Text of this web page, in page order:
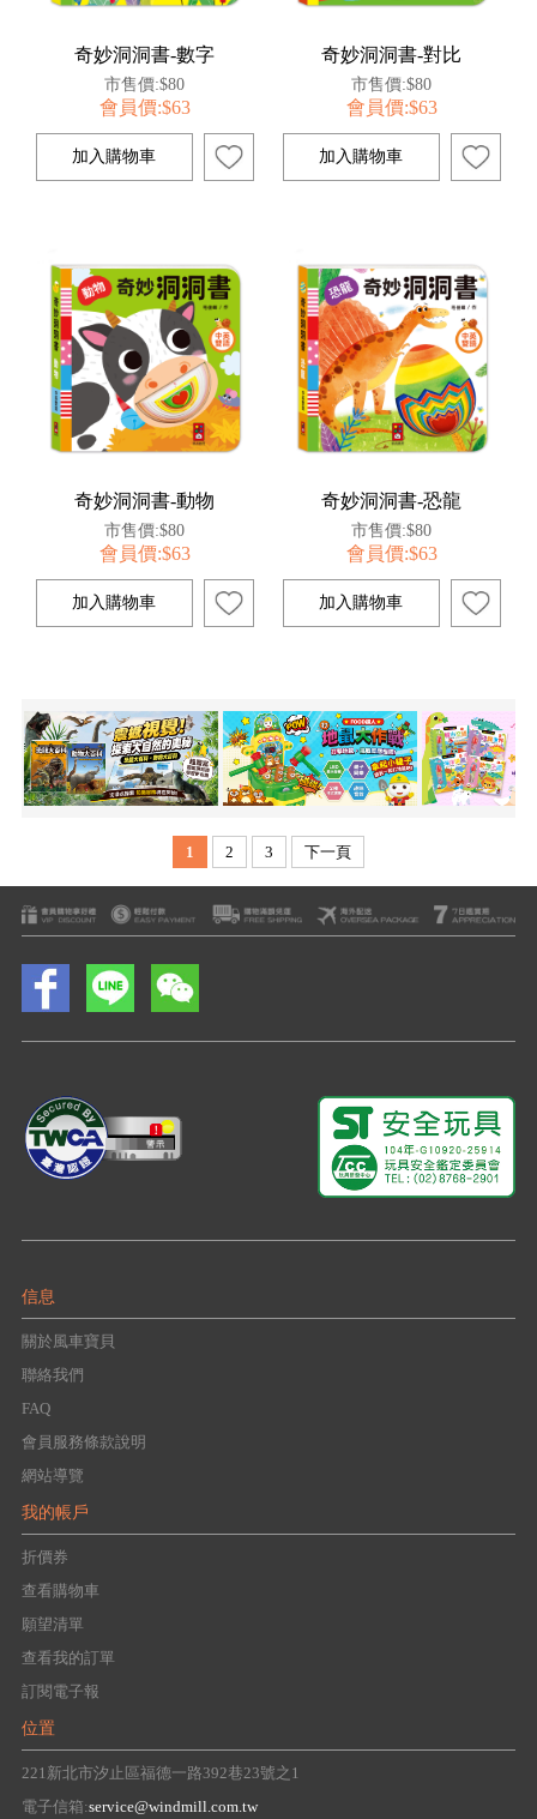
奇妙洞洞書-數字
市售價:$80
會員價:$63
奇妙洞洞書-對比
市售價:$80
會員價:$63
奇妙洞洞書-動物
市售價:$80
會員價:$63
奇妙洞洞書-恐龍
市售價:$80
會員價:$63
1 2 3 下一頁
信息
關於風車寶貝
聯絡我們
FAQ
會員服務條款說明
網站導覽
我的帳戶
折價券
查看購物車
願望清單
查看我的訂單
訂閱電子報
位置
221新北市汐止區福德一路392巷23號之1
電子信箱:service@windmill.com.tw